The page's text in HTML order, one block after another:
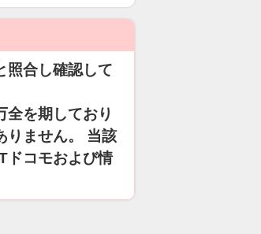
照合し確認して
全を期しており
りません。 当該
ドコモおよび情